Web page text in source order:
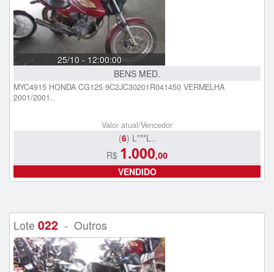
25/10 - 12:00:00
BENS MED.
MYC4915 HONDA CG125 9C2JC30201R041450 VERMELHA
2001/2001..
Valor atual/Vencedor
(6) L***L..
R$ 1.000,00
VENDIDO
Lote 022 - Outros